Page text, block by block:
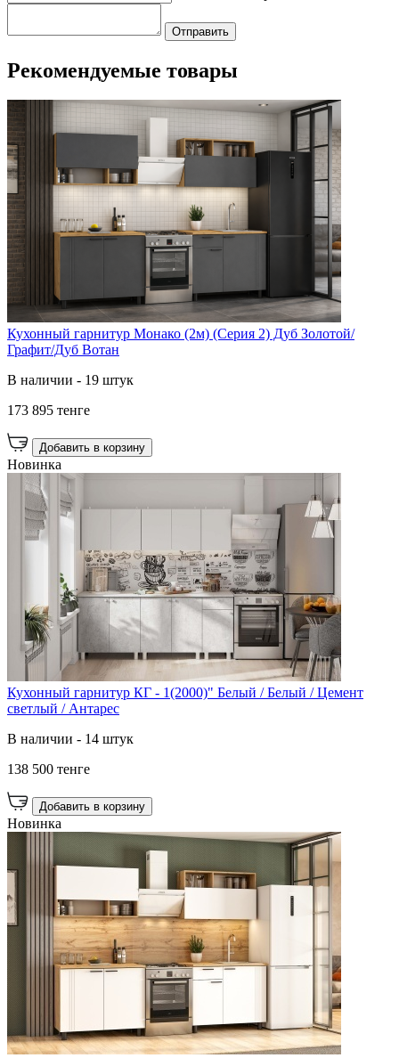
Отправить
Рекомендуемые товары
Кухонный гарнитур Монако (2м) (Серия 2) Дуб Золотой/
Графит/Дуб Вотан
В наличии - 19 штук
173 895 тенге
Добавить в корзину
Новинка
Кухонный гарнитур КГ - 1(2000)" Белый / Белый / Цемент
светлый / Антарес
В наличии - 14 штук
138 500 тенге
Добавить в корзину
Новинка